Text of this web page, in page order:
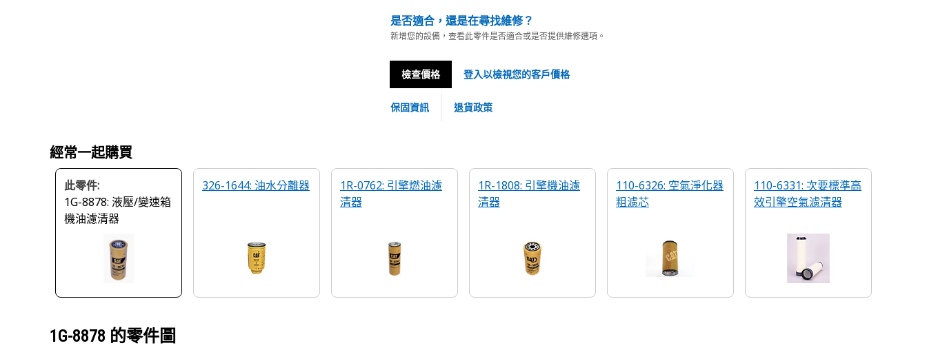
是否適合，還是在尋找維修？
新增您的設備，查看此零件是否適合或是否提供維修選項。
檢查價格 登入以檢視您的客戶價格
保固資訊 退貨政策
經常一起購買
此零件:
1G-8878: 液壓/變速箱
機油濾清器
326-1644: 油水分離器
1R-0762: 引擎燃油濾
清器
1R-1808: 引擎機油濾
清器
110-6326: 空氣淨化器
粗濾芯
110-6331: 次要標準高
效引擎空氣濾清器
1G-8878 的零件圖